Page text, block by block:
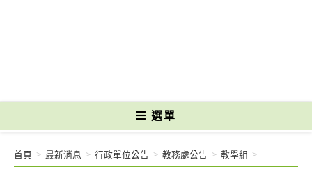
選單
首頁 > 最新消息 > 行政單位公告 > 教務處公告 > 教學組 >